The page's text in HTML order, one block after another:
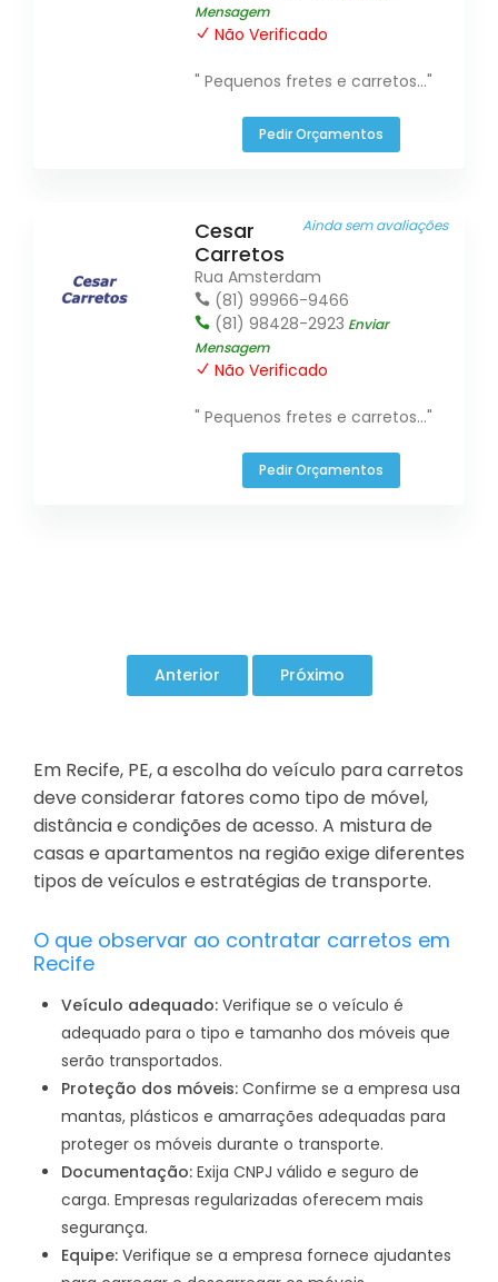
Mensagem
Não Verificado
" Pequenos fretes e carretos..."
Pedir Orçamentos
Ainda sem avaliações
Cesar
Carretos
Rua Amsterdam
(81) 99966-9466
(81) 98428-2923 Enviar
Mensagem
Não Verificado
" Pequenos fretes e carretos..."
Pedir Orçamentos
Em Recife, PE, a escolha do veículo para carretos
deve considerar fatores como tipo de móvel,
distância e condições de acesso. A mistura de
casas e apartamentos na região exige diferentes
tipos de veículos e estratégias de transporte.
O que observar ao contratar carretos em
Recife
Veículo adequado: Verifique se o veículo é
adequado para o tipo e tamanho dos móveis que
serão transportados.
Proteção dos móveis: Confirme se a empresa usa
mantas, plásticos e amarrações adequadas para
proteger os móveis durante o transporte.
Documentação: Exija CNPJ válido e seguro de
carga. Empresas regularizadas oferecem mais
segurança.
Equipe: Verifique se a empresa fornece ajudantes